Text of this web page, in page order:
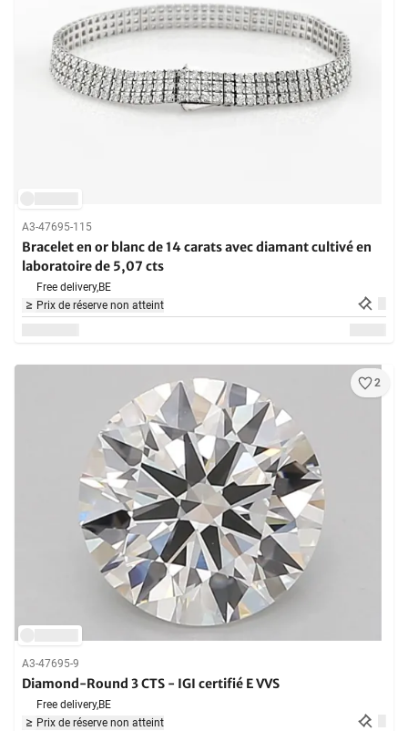
A3-47695-115
Bracelet en or blanc de 14 carats avec diamant cultivé en
laboratoire de 5,07 cts
Free delivery,BE
Prix de réserve non atteint
2
A3-47695-9
Diamond-Round 3 CTS - IGI certifié E VVS
Free delivery,BE
Prix de réserve non atteint